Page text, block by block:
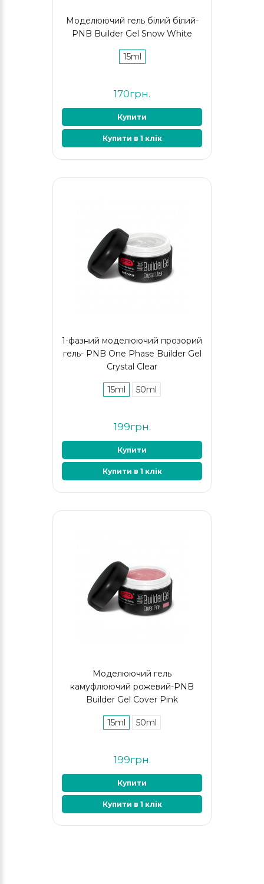
Моделюючий гель білий білий-
PNB Builder Gel Snow White
15ml
170грн.
Купити
Купити в 1 клік
1-фазний моделюючий прозорий
гель- PNB One Phase Builder Gel
Сrystal Clear
15ml 50ml
199грн.
Купити
Купити в 1 клік
Моделюючий гель
камуфлюючий рожевий-PNB
Builder Gel Cover Pink
15ml 50ml
199грн.
Купити
Купити в 1 клік